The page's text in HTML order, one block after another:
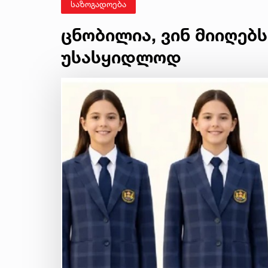
საზოგადოება
ცნობილია, ვინ
უსასყიდლოდ